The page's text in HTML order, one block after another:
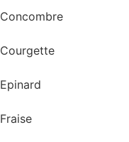
Concombre
Courgette
Epinard
Fraise